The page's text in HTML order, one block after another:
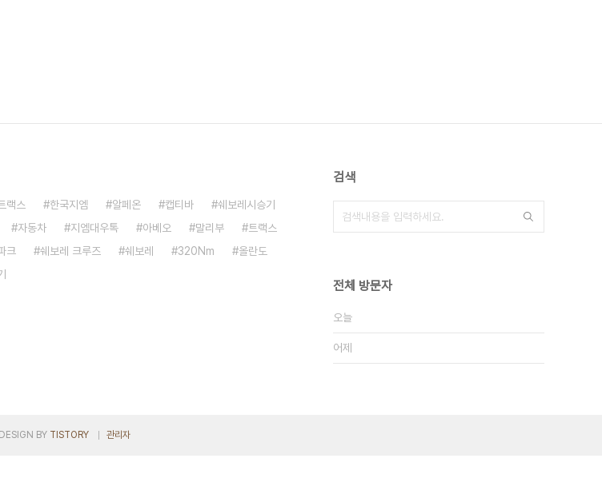
랙스 한국지엠 알페온 캡티바
쉐보레시승기
자동차 지엠대우톡 아베오 말리부
트랙스
크 쉐보레 크루즈 쉐보레 320Nm
올란도
검색
전체 방문자
오늘
어제
DESIGN BY TISTORY 관리자